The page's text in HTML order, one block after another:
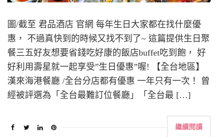
圖/截至 君品酒店 官網 每年生日大家都在找什麼優
惠， 不過真快到的時候又找不到了~ 這篇提供生日聚
餐三五好友想要省錢吃好康的飯店buffet吃到飽， 好
好利用壽星就一起享受”生日優惠”喔! 【全台地區】
漢來海港餐廳 /全台分店都有優惠 一年只有一次！ 曾
經被評選為「全台最難訂位餐廳」「全台最 […]
繼續閱讀